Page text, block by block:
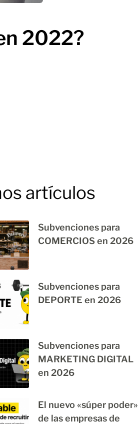
2022?
artículos
Subvenciones para
COMERCIOS en 2026
Subvenciones para
DEPORTE en 2026
Subvenciones para
MARKETING DIGITAL
en 2026
El nuevo «súper poder»
de las empresas de